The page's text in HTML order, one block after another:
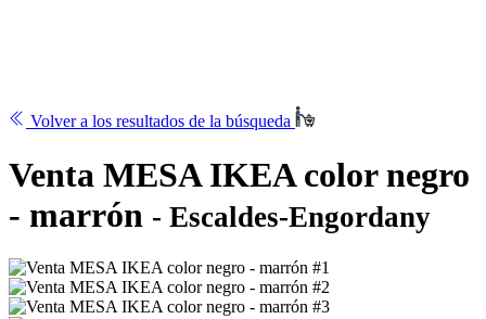
Volver a los resultados de la búsqueda
Venta MESA IKEA color negro
- marrón - Escaldes-Engordany